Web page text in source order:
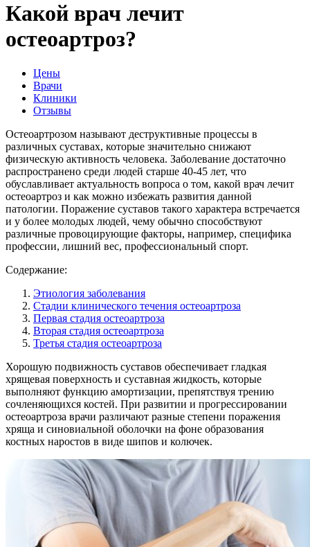
Какой врач лечит
остеоартроз?
Цены
Врачи
Клиники
Отзывы
Остеоартрозом называют деструктивные процессы в
различных суставах, которые значительно снижают
физическую активность человека. Заболевание достаточно
распространено среди людей старше 40-45 лет, что
обуславливает актуальность вопроса о том, какой врач лечит
остеоартроз и как можно избежать развития данной
патологии. Поражение суставов такого характера встречается
и у более молодых людей, чему обычно способствуют
различные провоцирующие факторы, например, специфика
профессии, лишний вес, профессиональный спорт.
Содержание:
Этиология заболевания
Стадии клинического течения остеоартроза
Первая стадия остеоартроза
Вторая стадия остеоартроза
Третья стадия остеоартроза
Хорошую подвижность суставов обеспечивает гладкая
хрящевая поверхность и суставная жидкость, которые
выполняют функцию амортизации, препятствуя трению
сочленяющихся костей. При развитии и прогрессировании
остеоартроза врачи различают разные степени поражения
хряща и синовиальной оболочки на фоне образования
костных наростов в виде шипов и колючек.